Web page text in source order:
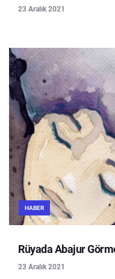
23 Aralık 2021
HABER
Rüyada Abajur
23 Aralık 2021